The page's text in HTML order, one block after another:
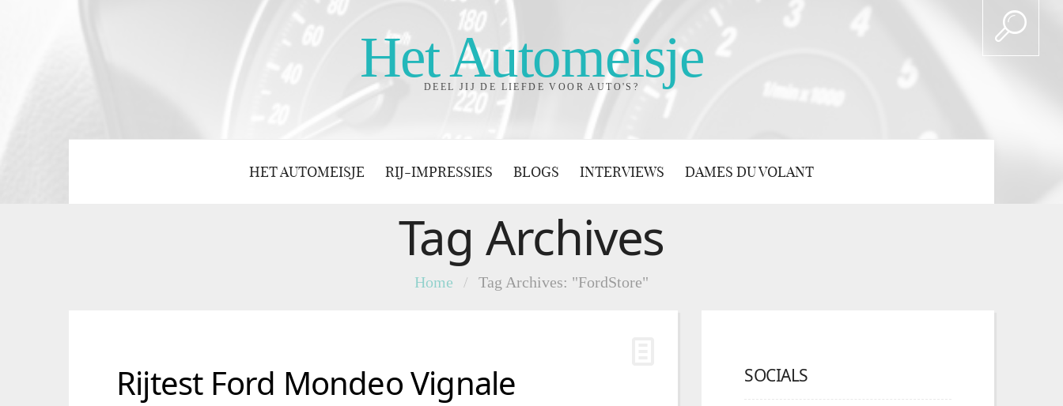
Het Automeisje
DEEL JIJ DE LIEFDE VOOR AUTO'S?
HET AUTOMEISJE RIJ-IMPRESSIES BLOGS INTERVIEWS DAMES DU VOLANT
Tag Archives
Home / Tag Archives: "FordStore"
Rijtest Ford Mondeo Vignale SOCIALS